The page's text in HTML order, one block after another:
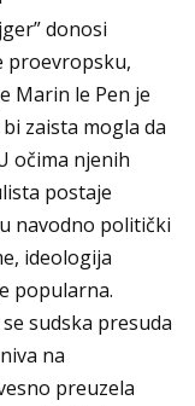
donosi
proevropsku,
Marin le Pen je
zaista mogla da
očima njenih
postaje
navodno politički
ideologija
popularna.
sudska presuda
na
preuzela